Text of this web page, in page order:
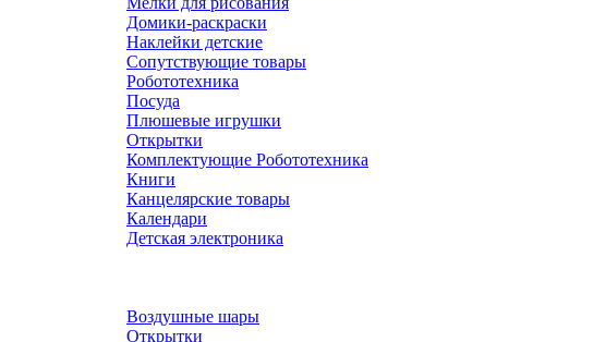
Домики-раскраски
Наклейки детские
Сопутствующие товары
Робототехника
Посуда
Плюшевые игрушки
Открытки
Комплектующие Робототехника
Книги
Канцелярские товары
Календари
Детская электроника
Воздушные шары
Открытки